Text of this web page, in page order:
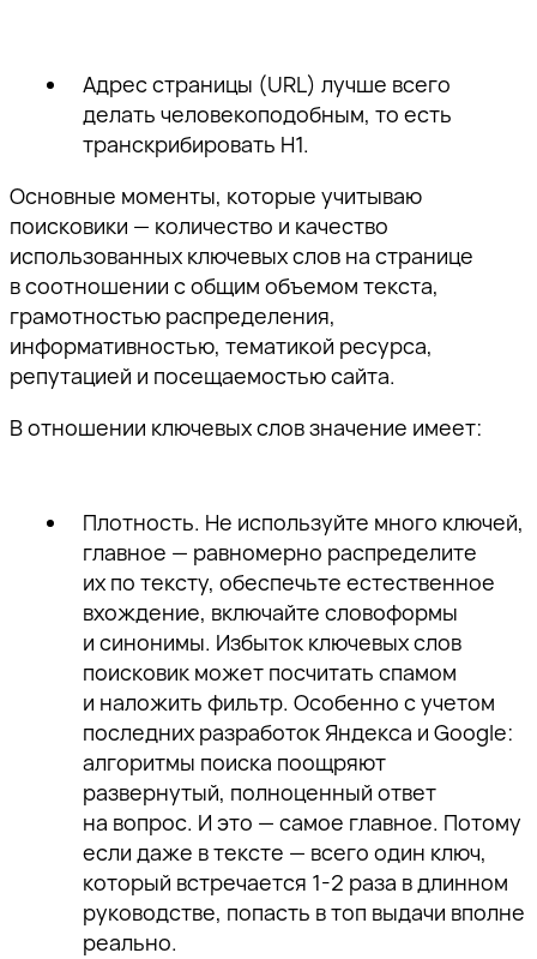
Адрес страницы (URL) лучше всего
делать человекоподобным, то есть
транскрибировать H1.
Основные моменты, которые учитываю
поисковики — количество и качество
использованных ключевых слов на странице
в соотношении с общим объемом текста,
грамотностью распределения,
информативностью, тематикой ресурса,
репутацией и посещаемостью сайта.
В отношении ключевых слов значение имеет:
Плотность. Не используйте много ключей,
главное — равномерно распределите
их по тексту, обеспечьте естественное
вхождение, включайте словоформы
и синонимы. Избыток ключевых слов
поисковик может посчитать спамом
и наложить фильтр. Особенно с учетом
последних разработок Яндекса и Google:
алгоритмы поиска поощряют
развернутый, полноценный ответ
на вопрос. И это — самое главное. Потому
если даже в тексте — всего один ключ,
который встречается 1-2 раза в длинном
руководстве, попасть в топ выдачи вполне
реально.